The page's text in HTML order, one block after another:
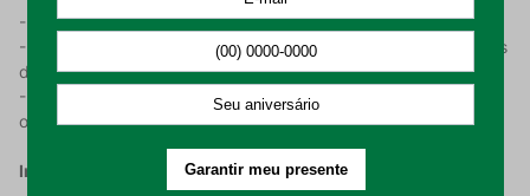
- Medidas: 45 cm x 65 cm;
- Alta Qualidade Döhler: Tecido resistente, toque macio e cores
duradouras;
- Uso Versátil: Perfeito como pano de copa, para secar louças
ou decorar, sendo um presente ideal para fãs da Disney.
Instruções de Uso e Conservação: